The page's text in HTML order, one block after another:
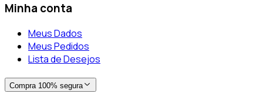
Minha conta
Meus Dados
Meus Pedidos
Lista de Desejos
Compra 100% segura